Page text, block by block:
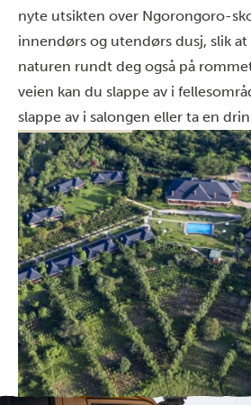
nyte utsikten over Ngorongoro-
innendørs og utendørs dusj, slik
naturen rundt deg også på
veien kan du slappe av i
slappe av i salongen eller ta en